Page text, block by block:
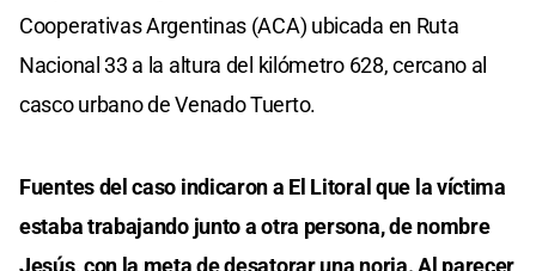
Cooperativas Argentinas (ACA) ubicada en Ruta
Nacional 33 a la altura del kilómetro 628, cercano al
casco urbano de Venado Tuerto.
Fuentes del caso indicaron a El Litoral que la víctima
estaba trabajando junto a otra persona, de nombre
Jesús, con la meta de desatorar una noria. Al parecer